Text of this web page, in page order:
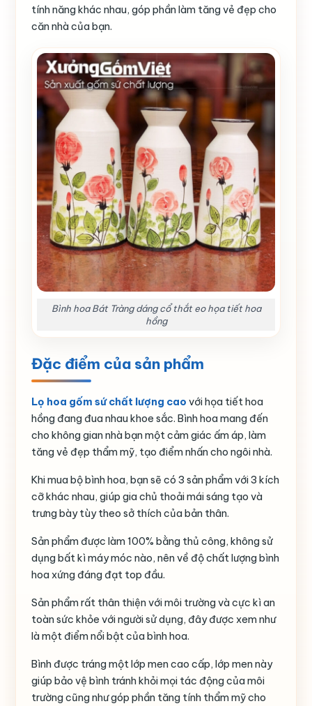
tính năng khác nhau, góp phần làm tăng vẻ đẹp cho
căn nhà của bạn.
Bình hoa Bát Tràng dáng cổ thắt eo họa tiết hoa
hồng
Đặc điểm của sản phẩm
Lọ hoa gốm sứ chất lượng cao với họa tiết hoa
hồng đang đua nhau khoe sắc. Bình hoa mang đến
cho không gian nhà bạn một cảm giác ấm áp, làm
tăng vẻ đẹp thẩm mỹ, tạo điểm nhấn cho ngôi nhà.
Khi mua bộ bình hoa, bạn sẽ có 3 sản phẩm với 3 kích
cỡ khác nhau, giúp gia chủ thoải mái sáng tạo và
trưng bày tùy theo sở thích của bản thân.
Sản phẩm được làm 100% bằng thủ công, không sử
dụng bất kì máy móc nào, nên về độ chất lượng bình
hoa xứng đáng đạt top đầu.
Sản phẩm rất thân thiện với môi trường và cực kì an
toàn sức khỏe với người sử dụng, đây được xem như
là một điểm nổi bật của bình hoa.
Bình được tráng một lớp men cao cấp, lớp men này
giúp bảo vệ bình tránh khỏi mọi tác động của môi
trường cũng như góp phần tăng tính thẩm mỹ cho